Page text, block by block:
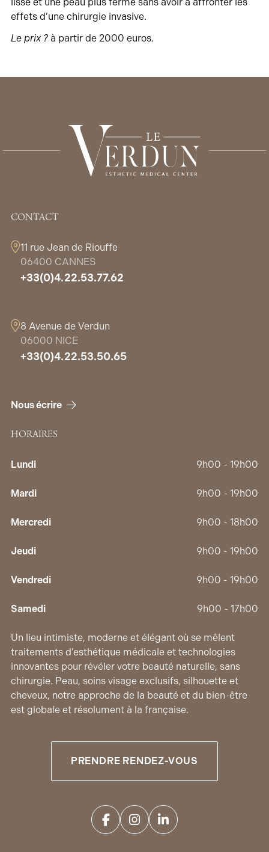
effets d’une chirurgie invasive.
Le prix ?à partir de 2000 euros.
CONTACT
11 rue Jean de Riouffe
06400 CANNES
+33(0)4.22.53.77.62
8 Avenue de Verdun
06000 NICE
+33(0)4.22.53.50.65
Nous écrire
Un lieu intimiste, moderne et élégant où se mêlent
traitements d’esthétique médicale et technologies
innovantes pour révéler votre beauté naturelle, sans
chirurgie. Peau, soins visage exclusifs, silhouette et
cheveux, notre approche de la beauté et du bien-être
est globale et résolument à la française.
PRENDRE RENDEZ-VOUS
HORAIRES
Lundi 9h00 - 19h00
Mardi 9h00 - 19h00
Mercredi 9h00 - 18h00
Jeudi 9h00 - 19h00
Vendredi 9h00 - 19h00
Samedi 9h00 - 17h00